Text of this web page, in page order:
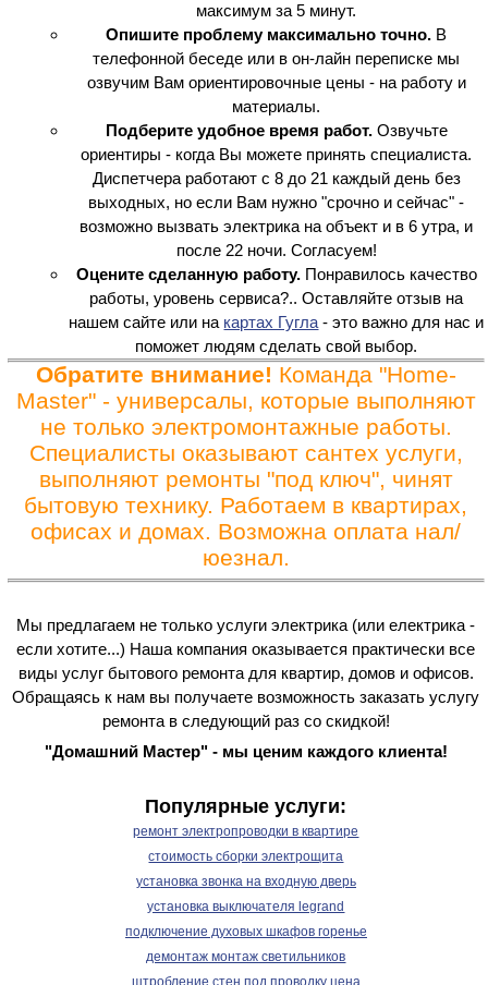
максимум за 5 минут.
Опишите проблему максимально точно. В
телефонной беседе или в он-лайн переписке мы
озвучим Вам ориентировочные цены - на работу и
материалы.
Подберите удобное время работ. Озвучьте
ориентиры - когда Вы можете принять специалиста.
Диспетчера работают с 8 до 21 каждый день без
выходных, но если Вам нужно "срочно и сейчас" -
возможно вызвать электрика на объект и в 6 утра, и
после 22 ночи. Согласуем!
Оцените сделанную работу. Понравилось качество
работы, уровень сервиса?.. Оставляйте отзыв на
нашем сайте или на картах Гугла - это важно для нас и
поможет людям сделать свой выбор.
Обратите внимание! Команда "Home-
Master" - универсалы, которые выполняют
не только электромонтажные работы.
Специалисты оказывают сантех услуги,
выполняют ремонты "под ключ", чинят
бытовую технику. Работаем в квартирах,
офисах и домах. Возможна оплата нал/
юезнал.
Мы предлагаем не только услуги электрика (или електрика -
если хотите...) Наша компания оказывается практически все
виды услуг бытового ремонта для квартир, домов и офисов.
Обращаясь к нам вы получаете возможность заказать услугу
ремонта в следующий раз со скидкой!
"Домашний Мастер" - мы ценим каждого клиента!
Популярные услуги:
ремонт электропроводки в квартире
стоимость сборки электрощита
установка звонка на входную дверь
установка выключателя legrand
подключение духовых шкафов горенье
демонтаж монтаж светильников
штробление стен под проводку цена